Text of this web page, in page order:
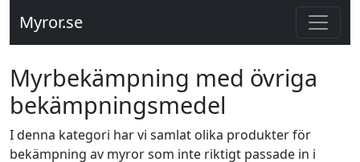
Myror.se
Myrbekämpning med övriga
bekämpningsmedel
I denna kategori har vi samlat olika produkter för
bekämpning av myror som inte riktigt passade in i